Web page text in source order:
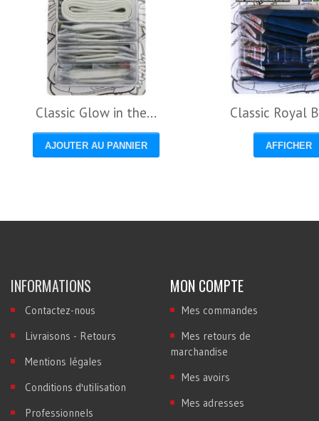
Classic Glow in the...
AJOUTER AU PANNIER
Classic Royal
AFFICHER
INFORMATIONS
Contactez-nous
Livraisons - Retours
Mentions légales
Conditions d'utilisation
Professionnels
MON COMPTE
Mes commandes
Mes retours de
marchandise
Mes avoirs
Mes adresses